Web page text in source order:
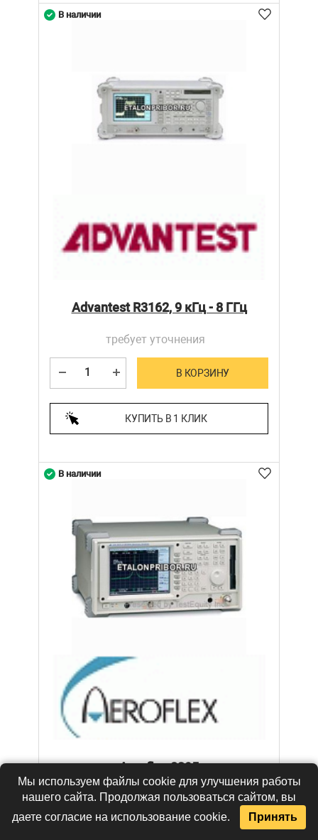
Advantest R3162, 9 кГц - 8 ГГц
требует уточнения
В КОРЗИНУ
КУПИТЬ В 1 КЛИК
В наличии
Aeroflex 2395
требует уточнения
В наличии
Мы используем файлы cookie для улучшения работы
нашего сайта. Продолжая пользоваться сайтом, вы
даете согласие на использование cookie.
Принять